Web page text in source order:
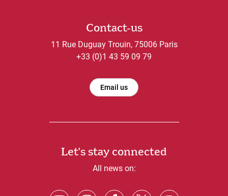
Contact-us
11 Rue Duguay Trouin, 75006 Paris
+33 (0)1 43 59 09 79
Email us
Let's stay connected
All news on: